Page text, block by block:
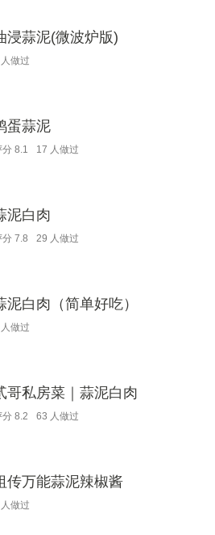
浸蒜泥(微波炉版)
人做过
蛋蒜泥
分 8.1 17 人做过
泥白肉
分 7.8 29 人做过
泥白肉（简单好吃）
人做过
哥私房菜｜蒜泥白肉
分 8.2 63 人做过
传万能蒜泥辣椒酱
人做过